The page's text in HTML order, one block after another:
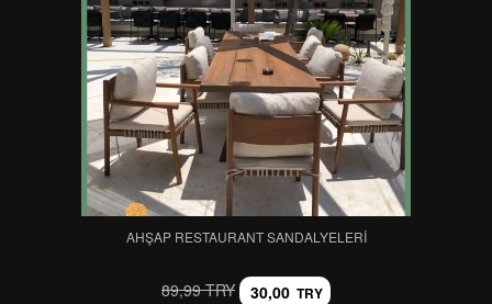
AHŞAP RESTAURANT SANDALYELERI
89,99 TRY 30,00 TRY